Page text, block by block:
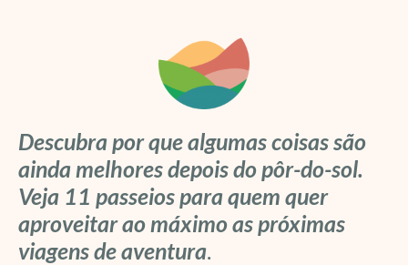
Descubra por que algumas coisas são
ainda melhores depois do pôr-do-sol.
Veja 11 passeios para quem quer
aproveitar ao máximo as próximas
viagens de aventura.